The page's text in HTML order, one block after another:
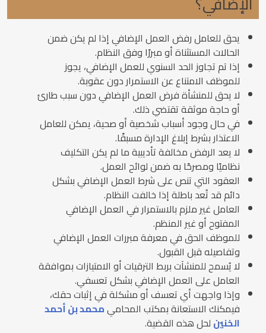
يحق للعامل رفض العمل الإضافي إذا لم يكن ضمن
الحالات المستثناة أو مبررًا وفق النظام.
إذا تم تجاوز الحد السنوي للعمل الإضافي، يجوز
للموظف الامتناع عن الاستمرار دون عقوبة.
لا يحق للمنشأة فرض العمل الإضافي دون سبب طارئ
أو حاجة موثقة تقتضي ذلك.
في حال وجود أسباب شخصية أو صحية، يمكن للعامل
الاعتذار بشرط إبلاغ الإدارة مسبقًا.
لا يعد الرفض مخالفة تأديبية ما لم يكن التكليف
نظاميًا ومصرحًا به ضمن لوائح العمل.
العقود التي تنص على شرط العمل الإضافي بشكل
دائم قد تُعد باطلة إذا خالفت النظام.
العامل غير ملزم بالاستمرار في العمل الإضافي
المفتوح أو غير المنظم.
للموظف الحق في معرفة مبررات العمل الإضافي
وتفاصيله قبل القبول.
لا يُسمح للمنشآت بربط الترقيات أو الامتيازات بموافقة
العامل على العمل الإضافي بشكل تعسفي.
وإذا واجهت أي تعسف أو مشكلة في إثبات حقك،
فيمكنك الاستعانة بمكتب المحاميمحمد بن أحمد
الخنين لحل هذه القضية.